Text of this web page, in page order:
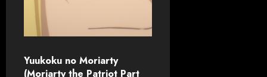
Yuukoku no Moriarty
(Moriarty the Patriot Part